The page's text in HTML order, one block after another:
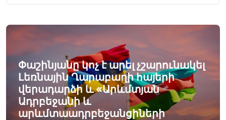
Փաշինյանը կոչ է արել չշարունակել
Լեռնային Ղարաբաղի հայերի
վերադարձի և «Արևմտյան
Ադրբեջանի և
արևմտաադրբեջանցիների